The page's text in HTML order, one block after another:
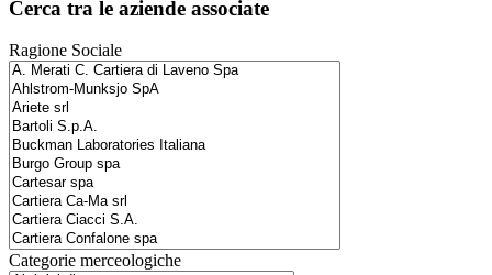
Cerca tra le aziende associate
Ragione Sociale
Categorie merceologiche